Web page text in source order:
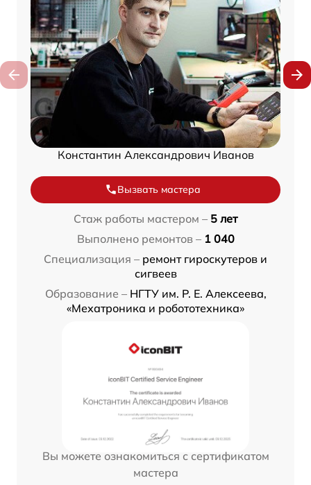
Константин Александрович Иванов
Вызвать мастера
Стаж работы мастером – 5 лет
Выполнено ремонтов – 1 040
Специализация – ремонт гироскутеров и
сигвеев
Образование – НГТУ им. Р. Е. Алексеева,
«Мехатроника и робототехника»
Вы можете ознакомиться с сертификатом
мастера